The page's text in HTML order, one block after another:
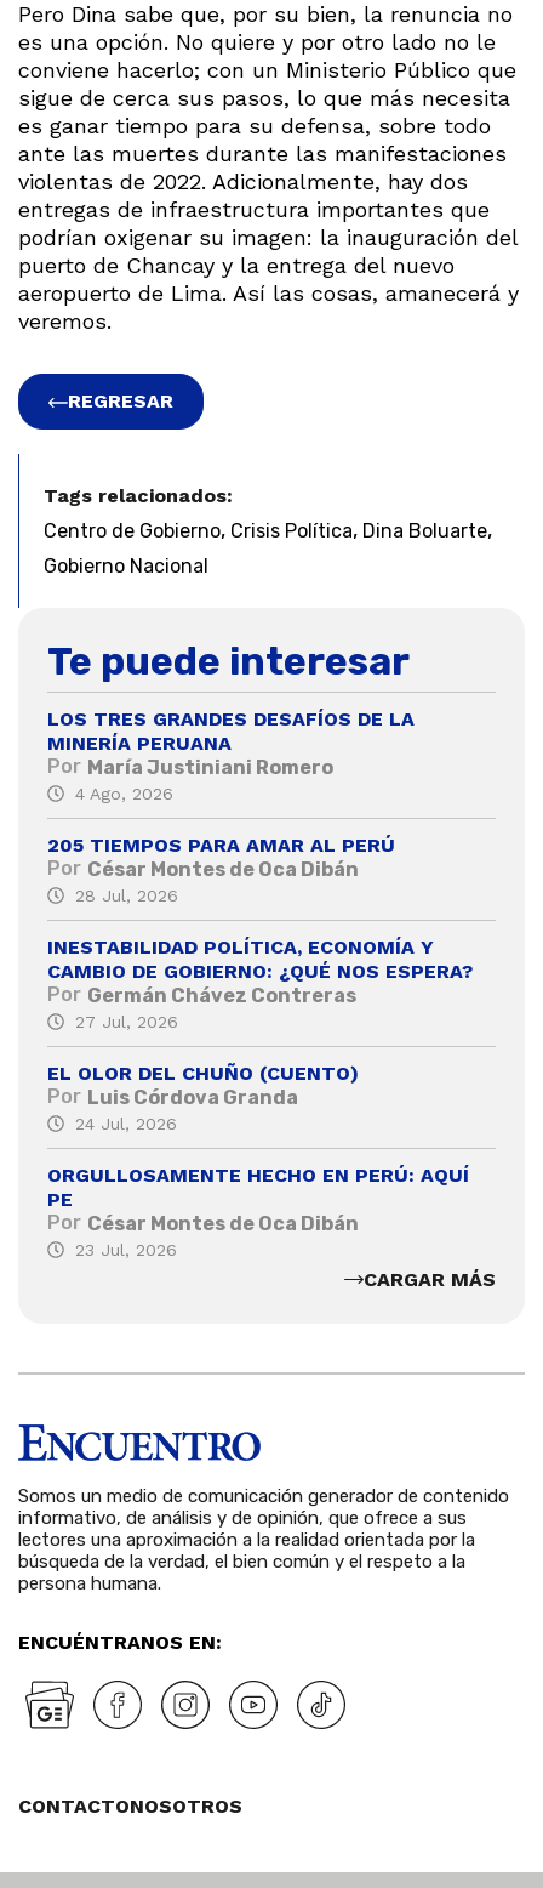
Pero Dina sabe que, por su bien, la renuncia no
es una opción. No quiere y por otro lado no le
conviene hacerlo; con un Ministerio Público que
sigue de cerca sus pasos, lo que más necesita
es ganar tiempo para su defensa, sobre todo
ante las muertes durante las manifestaciones
violentas de 2022. Adicionalmente, hay dos
entregas de infraestructura importantes que
podrían oxigenar su imagen: la inauguración del
puerto de Chancay y la entrega del nuevo
aeropuerto de Lima. Así las cosas, amanecerá y
veremos.
REGRESAR
Tags relacionados:
Centro de Gobierno, Crisis Política, Dina Boluarte,
Gobierno Nacional
Te puede interesar
LOS TRES GRANDES DESAFÍOS DE LA
MINERÍA PERUANA
Por María Justiniani Romero
4 Ago, 2026
205 TIEMPOS PARA AMAR AL PERÚ
Por César Montes de Oca Dibán
28 Jul, 2026
INESTABILIDAD POLÍTICA, ECONOMÍA Y
CAMBIO DE GOBIERNO: ¿QUÉ NOS ESPERA?
Por Germán Chávez Contreras
27 Jul, 2026
EL OLOR DEL CHUÑO (CUENTO)
Por Luis Córdova Granda
24 Jul, 2026
ORGULLOSAMENTE HECHO EN PERÚ: AQUÍ
PE
Por César Montes de Oca Dibán
23 Jul, 2026
CARGAR MÁS
Somos un medio de comunicación generador de contenido
informativo, de análisis y de opinión, que ofrece a sus
lectores una aproximación a la realidad orientada por la
búsqueda de la verdad, el bien común y el respeto a la
persona humana.
ENCUÉNTRANOS EN:
CONTACTONOSOTROS